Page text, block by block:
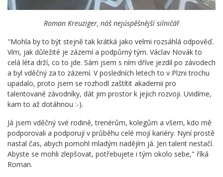
Roman Kreuziger, náš nejúspěšnější silničář
"Mohla by to být stejně tak krátká jako velmi rozsáhlá odpověď.
Vím, jak důležité je zázemí a podpůrný tým. Václav Novák to
celá léta drží, co to jde. Sám jsem s ním dříve jezdil po závodech
a byl vděčný za to zázemí. V posledních letech to v Plzni trochu
upadalo, proto jsem se rozhodl zaštítit akademii pro
talentované závodníky, dát jim prostor k jejich rozvoji. Uvidíme,
kam to až dotáhnou :-).
Já jsem vděčný své rodině, trenérům, kolegům a všem, kdo mě
podporovali a podporují v průběhu celé mojí kariéry. Nyní prostě
nastal čas, abych pomohl mladým nadějím já. Jen talent nestačí.
Abyste se mohli zlepšovat, potřebujete i tým okolo sebe," říká
Roman.